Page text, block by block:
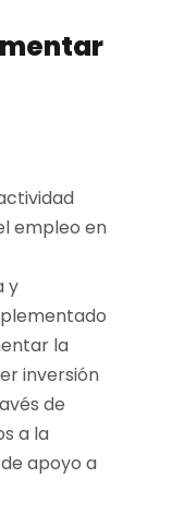
empleo en
y
la
inversión
de
a la
apoyo a